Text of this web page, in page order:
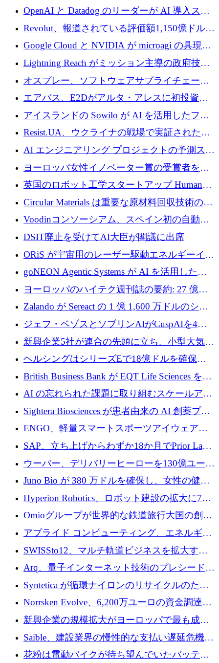
1,500 万ドルのシードを確保
OpenAI と Datadog のリーダーが AI 導入スタ
ートアップ Arrakis を支援
Revolut、報道されている評価額1,150億ドルで
の新たな二次株式売却を確認
Google Cloud と NVIDIA が microagi の具現化
された AI の野望を推進
Lightning Reach がミッション主導の政府技術
グループとしてポートフォリオを拡大し ETG
に買収
オスプレー、ソフトウェアサプライチェーン
攻撃を阻止するために265万ドルを確保
エアバス、E2Dがアルタ・アレスに初投資、
欧州防衛技術ファンドに5億ユーロを拠出
アイスランドの Sowilo が AI を活用したファ
ッション製品インテリジェンス プラットフォ
ームを拡大するためにプレシードを調達
Resist.UA、ウクライナの戦場で実証された防
衛技術を拡大するために5,000万ユーロの欧州
基金を立ち上げる
AI エンジニアリング プロジェクトの予測スタ
ートアップ Cascade が a16z アクセラレータか
らの支援を獲得
ヨーロッパ女性イノベーター賞の受賞者を紹
介します
英国のロボット工学スタートアップ Humanoid
がシリーズ A 1 億 5,200 万ドルで評価額 13 億
5,000 万ドルに到達
Circular Materials は重要な原材料回収技術の拡
張に 1,180 万ユーロを確保
Voodinコンソーシアム、スペイン初の自動木
製ブレード工場の建設にEU補助金4,800万ユ
ーロを確保
DSIT廃止を受けてAI大臣が閣議に出席
ORiS が宇宙用のレーザー駆動エネルギーイン
フラの構築に 500 万ユーロを調達
goNEON Agentic Systems が AI を活用したイ
ンフラ計画を加速するために 16 万ユーロを確
ヨーロッパのハイテク週刊誌の要約: 27 億ユ
ーロを超える 60 以上のハイテク資金調達取引
Zalando が Sereact の 1 億 1,600 万ドルのシリ
ーズ B に参加し、AI を活用した倉庫自動化を
ジェフ・ベゾスとソブリンAIがCuspAIを4億
5,000万ドルの資金調達で支援
新興企業5社が連合の先頭に立ち、小型大気質
センサーをEUのクリーンエア政策の中心に据
ヘルシングはシリーズEで18億ドルを確保、
ウーバーはデリバリー・ヒーローを130億ユー
ロの契約で買収、レボルトは2027年に米国の
銀行を立ち上げる
British Business Bank が EQT Life Sciences を
2,500 万ユーロのコミットメントで支援
AI の忘れられた課題に取り組むスケールアッ
プを実現: カメラロール
Sightera Biosciences が患者由来の AI 創薬プラ
ットフォームを拡大するために 300 万ユーロ
ENGO、軽量スマートスポーツアイウェアの
進歩のために510万ユーロを調達
SAP、立ち上げからわずか18か月でPrior Labs
を10億ユーロ以上の契約で買収
ウーバー、デリバリーヒーローを130億ユーロ
の契約で買収、99か国にまたがるプラットフ
ォームを構築
Juno Bio が 380 万ドルを確保し、女性の健康
専用の初のシーケンスラボを開設
Hyperion Robotics、ロボット建設の拡大に740
万ドルを確保
Omioグループが世界的な鉄道旅行大国の創設
を目指してRail Europeを買収
アプライド コンピューティング、エネルギー
向け基盤 AI の拡張に 2,000 万ドルを調達
SWISSto12、マルチ軌道ビジネスを拡大する
ためにシリーズCで7,000万ドルを調達
Arq、量子インターネット技術のプレシードと
して140万ドルを確保
Syntetica が循環ナイロンのリサイクルのため
にシリーズ A で 3,000 万ドルを調達
Norrsken Evolve、6,200万ユーロの資金調達
後、アムステルダムに根を張る
新興企業の規模拡大がヨーロッパで最も成功
した創業者を生み出す、アントラー氏が発見
Saible、建設業界の慢性的な支払い遅延危機に
対処するために 290 万ポンドを調達
花粉は電動バイクが待ち望んでいたバッテリ